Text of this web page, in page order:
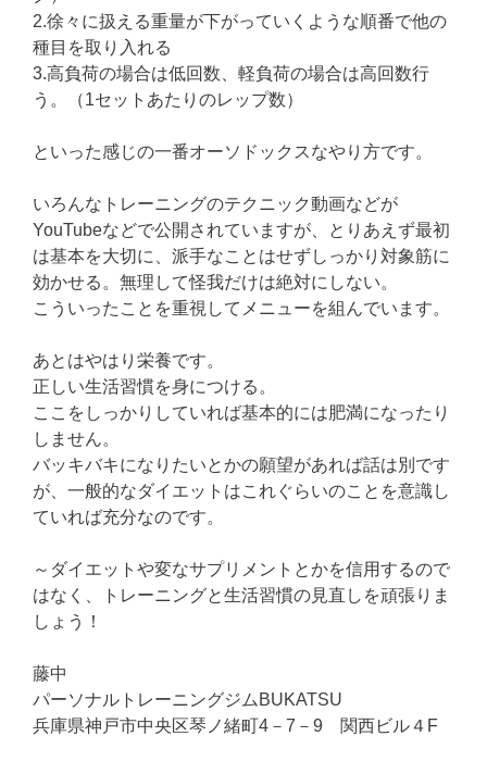
2.徐々に扱える重量が下がっていくような順番で他の
種目を取り入れる
3.高負荷の場合は低回数、軽負荷の場合は高回数行
う。（1セットあたりのレップ数）
といった感じの一番オーソドックスなやり方です。
いろんなトレーニングのテクニック動画などが
YouTubeなどで公開されていますが、とりあえず最初
は基本を大切に、派手なことはせずしっかり対象筋に
効かせる。無理して怪我だけは絶対にしない。
こういったことを重視してメニューを組んでいます。
あとはやはり栄養です。
正しい生活習慣を身につける。
ここをしっかりしていれば基本的には肥満になったり
しません。
バッキバキになりたいとかの願望があれば話は別です
が、一般的なダイエットはこれぐらいのことを意識し
ていれば充分なのです。
～ダイエットや変なサプリメントとかを信用するので
はなく、トレーニングと生活習慣の見直しを頑張りま
しょう！
藤中
パーソナルトレーニングジムBUKATSU
兵庫県神戸市中央区琴ノ緒町4－7－9 関西ビル４F